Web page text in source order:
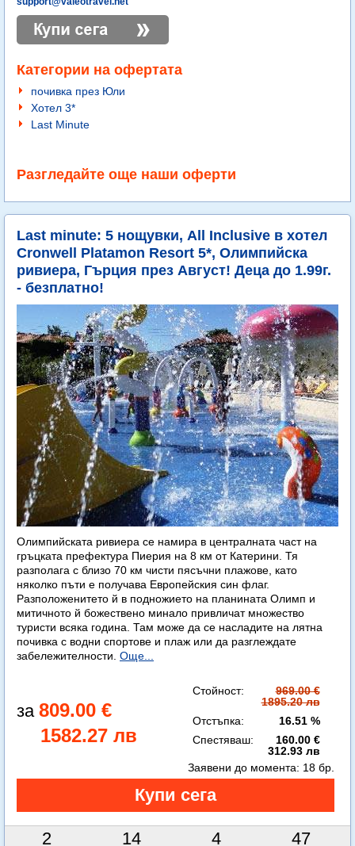
Категории на офертата
почивка през Юли
Хотел 3*
Last Minute
Разгледайте още наши оферти
Last minute: 5 нощувки, All Inclusive в хотел
Cronwell Platamon Resort 5*, Олимпийска
ривиера, Гърция през Август! Деца до 1.99г.
- безплатно!
Олимпийската ривиера се намира в централната част на
гръцката префектура Пиерия на 8 км от Катерини. Тя
разполага с близо 70 км чисти пясъчни плажове, като
няколко пъти е получава Европейския син флаг.
Разположенитето й в подножието на планината Олимп и
митичното й божествено минало привличат множество
туристи всяка година. Там може да се насладите на лятна
почивка с водни спортове и плаж или да разглеждате
забележителности. Още...
809.00 €
1582.27 лв
Стойност:
969.00 €
1895.20 лв
Отстъпка:
16.51 %
Спестяваш:
160.00 €
312.93 лв
2 14 4 45
Заявени до момента: 18 бр.